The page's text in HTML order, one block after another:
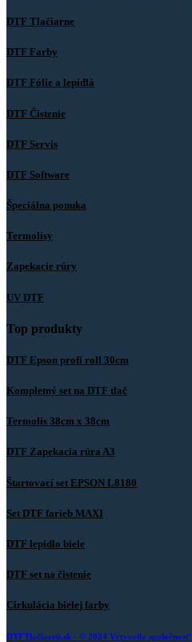
DTF Tlačiarne
DTF Farby
DTF Fólie a lepidlá
DTF Čistenie
DTF Servis
DTF Software
Špeciálna ponuka
Termolisy
Zapekacie rúry
UV DTF
Top produkty
DTF Epson profi roll 30cm
Kompletný set na DTF tlač
Termolis 38cm x 38cm
DTF Zapekacia rúra A3
Štartovací set EPSON L8180
Set DTF farieb MAXI
DTF lepidlo biele
DTF set na čistenie
Cirkulácia bielej farby
DTFTlačiareň.sk - © 2024 Vytvorila spoločnosť